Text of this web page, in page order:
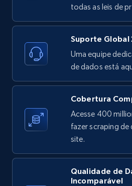
X (formerly Twitter) - Posts -
posted, Photos, URL, Quoted
10.4K+ 1.2K+
X (formerly Twitter) - Posts
todas as leis de
Suporte
Uma equipe
de dados está
Cobertura
Acesse 400
fazer scraping
site.
Qualidade de
Incomparável